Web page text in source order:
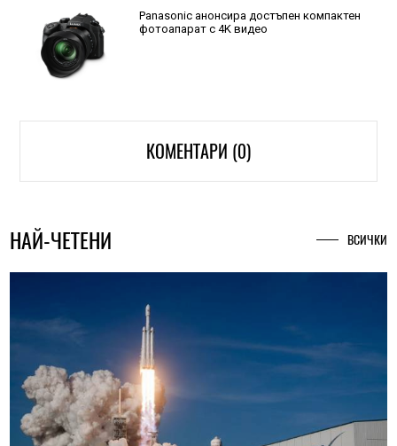
Panasonic анонсира достъпен компактен
фотоапарат с 4K видео
КОМЕНТАРИ (0)
НАЙ-ЧЕТЕНИ ВСИЧКИ